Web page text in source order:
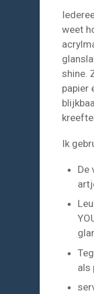
weet
shine.
papier
Ik
De
als